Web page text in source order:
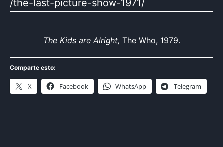
/the-last-picture-show-1971/
The Kids are Alright, The Who, 1979.
Comparte esto:
X Facebook WhatsApp Telegram